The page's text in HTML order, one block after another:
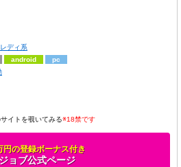
ディ系
android
pc
イトを覗いてみる※18禁です
円の登録ボーナス付き
ョブ公式ページ